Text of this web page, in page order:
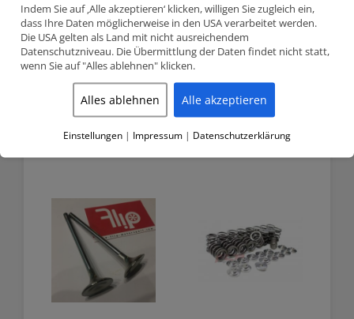
Supertech Ventilschaftdichtungen für Auslassventile werden aus
einer hochwertigen Polyacryl-Mischung hergestellt, während die
Ventilschaftdichtungen für Auslassventile aus einer speziellen
Viton-Verbindung bestehen.
Related products
Indem Sie auf ‚Alle akzeptieren‘ klicken, willigen Sie zugleich ein,
dass Ihre Daten möglicherweise in den USA verarbeitet werden.
Die USA gelten als Land mit nicht ausreichendem
Datenschutzniveau. Die Übermittlung der Daten findet nicht statt,
wenn Sie auf "Alles ablehnen" klicken.
Alles ablehnen Alle akzeptieren
Einstellungen | Impressum | Datenschutzerklärung